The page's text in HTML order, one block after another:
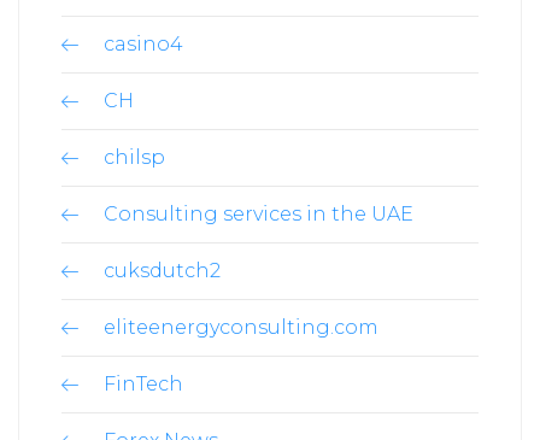
casino4
CH
chilsp
Consulting services in the UAE
cuksdutch2
eliteenergyconsulting.com
FinTech